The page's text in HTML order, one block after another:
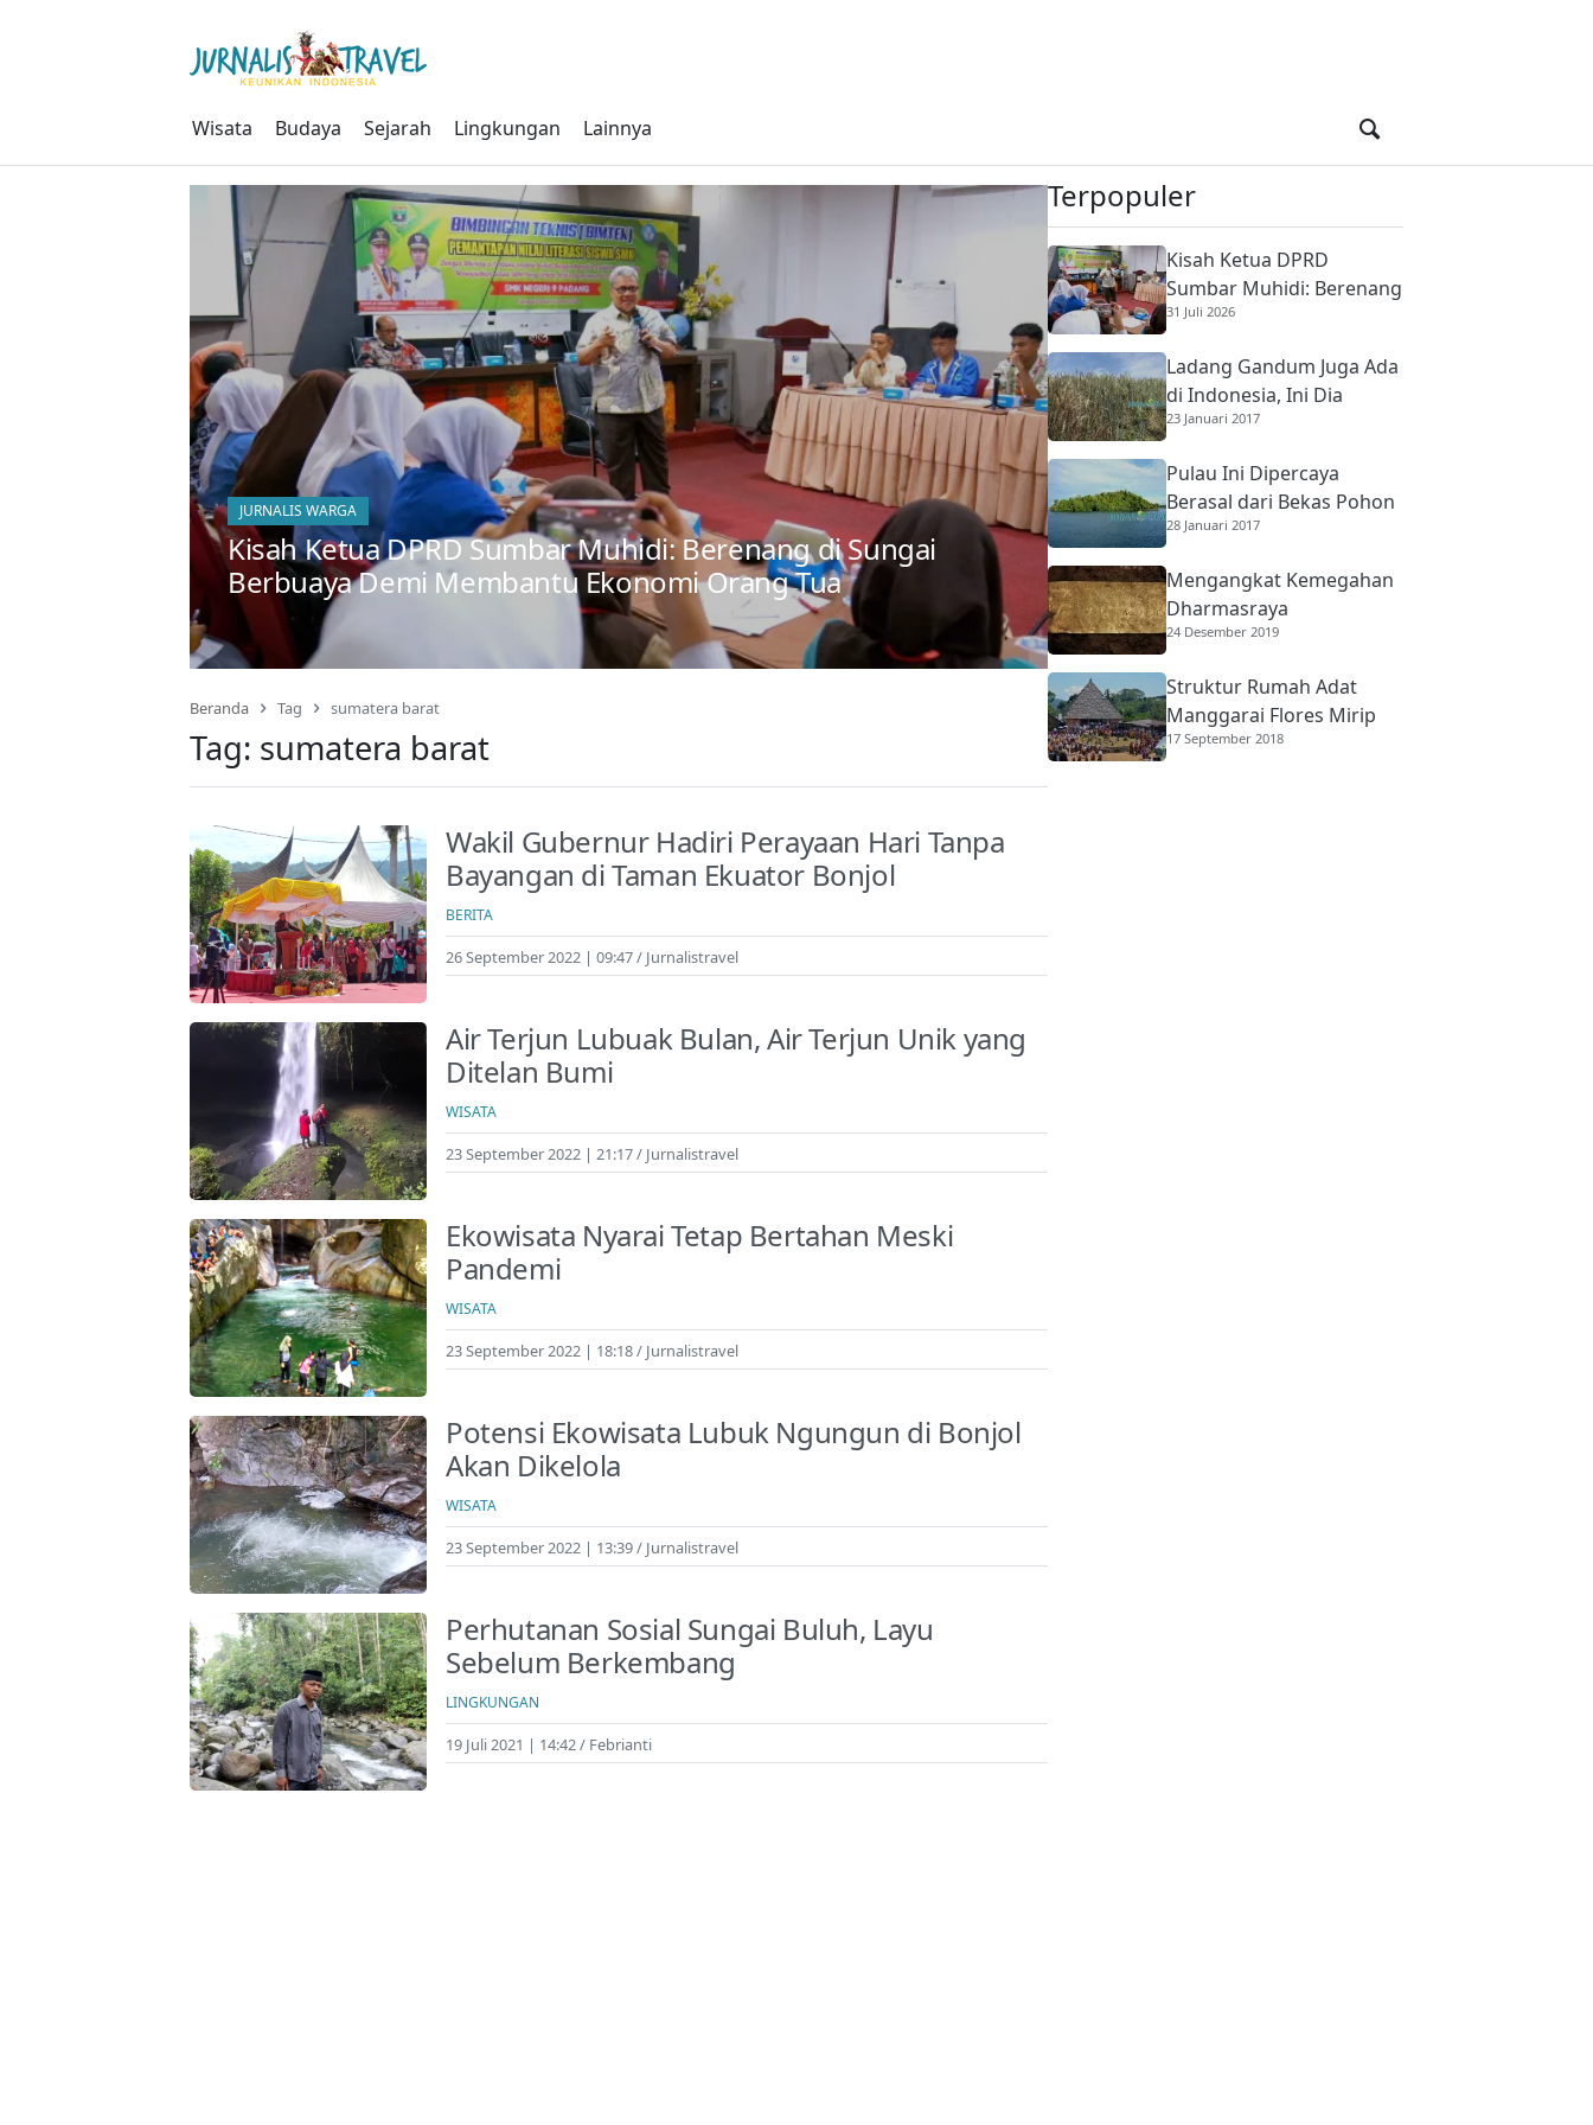
Wisata Budaya Sejarah Lingkungan Lainnya
JURNALIS WARGA
Kisah Ketua DPRD Sumbar Muhidi: Berenang di Sungai
Berbuaya Demi Membantu Ekonomi Orang Tua
Beranda Tag sumatera barat
Tag: sumatera barat
Wakil Gubernur Hadiri Perayaan Hari Tanpa
Bayangan di Taman Ekuator Bonjol
BERITA
26 September 2022 | 09:47 Jurnalistravel
Air Terjun Lubuak Bulan, Air Terjun Unik yang
Ditelan Bumi
WISATA
23 September 2022 | 21:17 Jurnalistravel
Ekowisata Nyarai Tetap Bertahan Meski
Pandemi
WISATA
23 September 2022 | 18:18 Jurnalistravel
Potensi Ekowisata Lubuk Ngungun di Bonjol
Akan Dikelola
WISATA
23 September 2022 | 13:39 Jurnalistravel
Perhutanan Sosial Sungai Buluh, Layu
Sebelum Berkembang
LINGKUNGAN
19 Juli 2021 | 14:42 Febrianti
Terpopuler
Kisah Ketua DPRD
Sumbar Muhidi: Berenang
di Sungai Berbuaya Demi
Orang Tua
31 Juli 2026
Ladang Gandum Juga Ada
di Indonesia, Ini Dia
23 Januari 2017
Pulau Ini Dipercaya
Berasal dari Bekas Pohon
Raksasa
28 Januari 2017
Mengangkat Kemegahan
Dharmasraya
24 Desember 2019
Struktur Rumah Adat
Manggarai Flores Mirip
Rumah Gadang
17 September 2018